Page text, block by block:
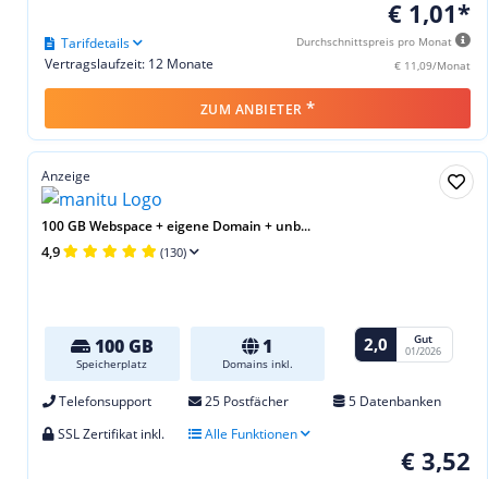
€ 1,01*
Durchschnittspreis pro Monat
€ 11,09/Monat
Vertragslaufzeit: 12 Monate
Tarifdetails
ZUM ANBIETER *
Anzeige
100 GB Webspace + eigene Domain + unb...
4,9 (130)
100 GB
Speicherplatz
1
Domains inkl.
2,0 Gut
01/2026
Telefonsupport 25 Postfächer
5 Datenbanken
SSL Zertifikat inkl.
Alle Funktionen
€ 3,52